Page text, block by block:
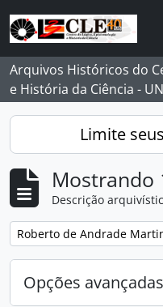
Skip to main content
Arquivos Históricos do
e História da Ciência -
Limite
Mostrando
Descrição
Remover filtro:
Roberto de Andrade
Opções